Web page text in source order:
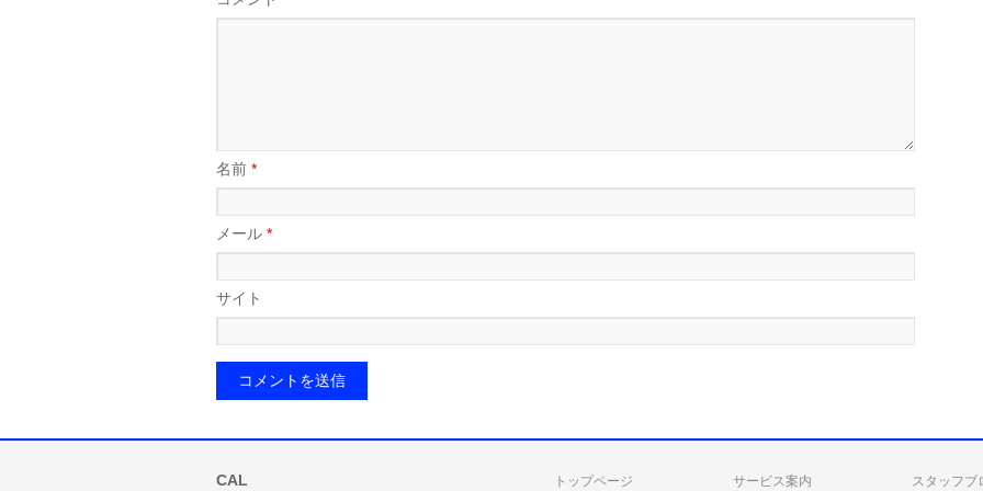
名前 *
メール *
サイト
CAL トップページ サービス案内 スタッフブ